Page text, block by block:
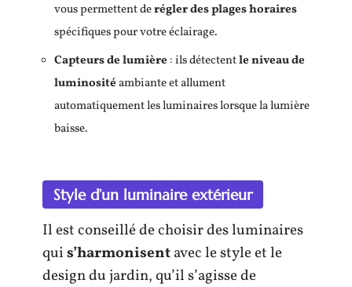
vous permettent derégler des plages horaires
spécifiques pour votre éclairage.
Capteurs de lumière : ils détectentle niveau de
luminositéambiante et allument
automatiquement les luminaires lorsque la lumière
baisse.
Style d’un luminaire extérieur
Il est conseillé de choisir des luminaires
quis’harmonisentavec le style et le
design du jardin, qu’il s’agisse de